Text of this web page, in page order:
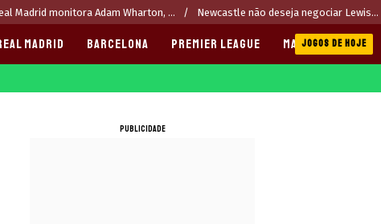
Madrid monitora Adam Wharton, ... Newcastle não deseja negociar Lewis...
MADRID BARCELONA PREMIER LEAGUE MANCHESTER CITY
JOGOS DE HOJE
PUBLICIDADE